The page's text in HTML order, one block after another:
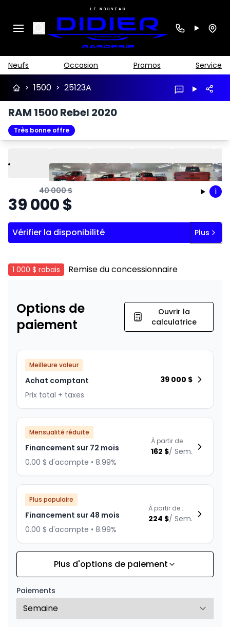
Search
Neufs Occasion Promos Service
> 1500 > 25123A
RAM 1500 Rebel 2020
Très bonne offre
Lire Précédent
Suivant
40 000$
39 000$
i
Vérifier la disponibilité Plus
1 000 $ rabais Remise du concessionnaire
Options de
paiement
Ouvrir la
calculatrice
Meilleure valeur
Achat comptant
Prix total + taxes
39 000 $
Mensualité réduite
Financement sur 72 mois
0.00 $ d'acompte • 8.99%
À partir de :
162 $/ Sem.
Plus populaire
Financement sur 48 mois
0.00 $ d'acompte • 8.99%
À partir de :
224 $/ Sem.
Financement sur 60 mois
0.00 $ d'acompte • 8.99%
À partir de :
Plus d'options de paiement
Paiements